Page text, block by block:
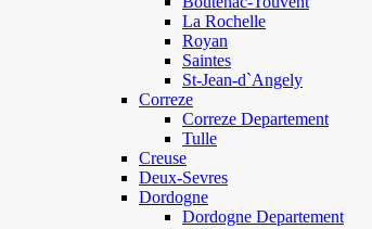
La Rochelle
Royan
Saintes
St-Jean-d`Angely
Correze
Correze Departement
Tulle
Creuse
Deux-Sevres
Dordogne
Dordogne Departement